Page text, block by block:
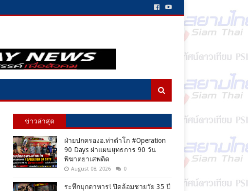
ข่าวล่าสุด
ฝ่ายปกครองอ.ท่าตำโก #Operation
90 Days ผ่าแผนยุทธการ 90 วัน
พิฆาตยาเสพติด
August 08, 2026 0
ระทึกมุกดาหาร! ปิดล้อมชายวัย 35 ปี